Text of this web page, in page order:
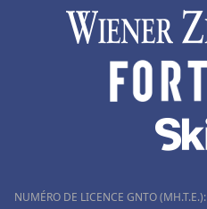
NUMÉRO DE LICENCE GNTO